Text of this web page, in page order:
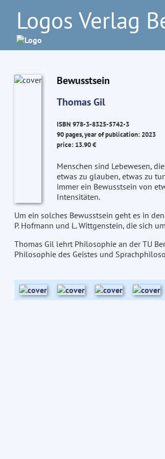
Logos Verlag
Bewusstsein
Thomas Gil
ISBN 978-3-8325-5742-3
90 pages, year of publication: 2023
price: 13.90 €
Menschen sind Lebewesen,
etwas zu glauben, etwas zu
immer ein Bewusstsein von
Intensitäten.
Um ein solches Bewusstsein geht es in
P. Hofmann und L. Wittgenstein, die sich
Thomas Gil lehrt Philosophie an der TU
Philosophie des Geistes und